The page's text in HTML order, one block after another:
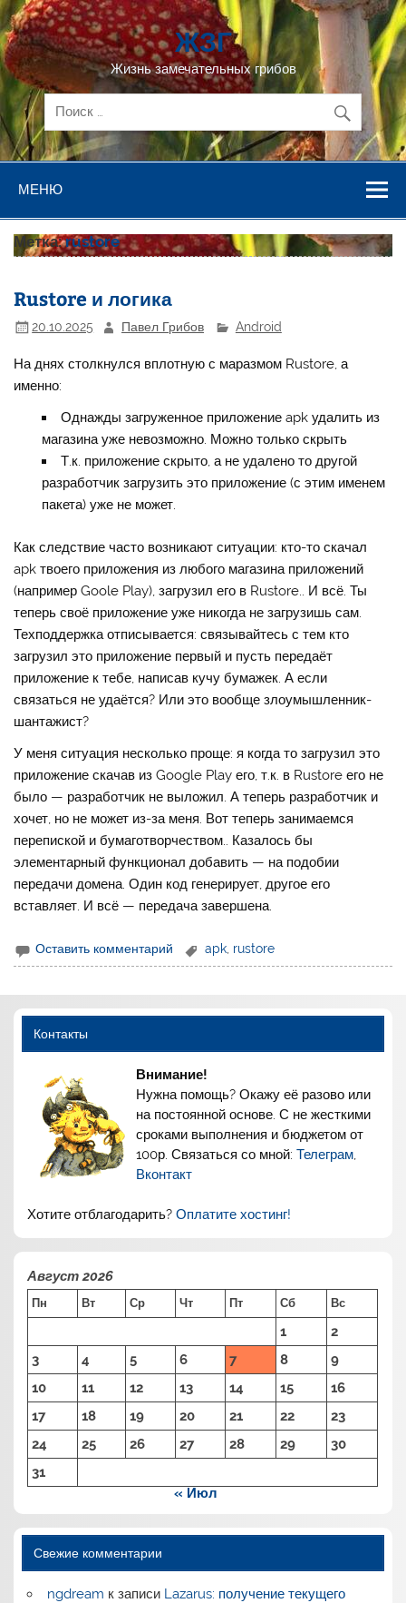
Перейти
к
содержимому
ЖЗГ
Жизнь замечательных грибов
МЕНЮ
Метка:rustore
Rustore и логика
20.10.2025 Павел Грибов Android
На днях столкнулся вплотную с маразмом Rustore, а
именно:
Однажды загруженное приложение apk удалить из
магазина уже невозможно. Можно только скрыть
Т.к. приложение скрыто, а не удалено то другой
разработчик загрузить это приложение (с этим именем
пакета) уже не может.
Как следствие часто возникают ситуации: кто-то скачал
apk твоего приложения из любого магазина приложений
(например Goole Play), загрузил его в Rustore.. И всё. Ты
теперь своё приложение уже никогда не загрузишь сам.
Техподдержка отписывается: связывайтесь с тем кто
загрузил это приложение первый и пусть передаёт
приложение к тебе, написав кучу бумажек. А если
связаться не удаётся? Или это вообще злоумышленник-
шантажист?
У меня ситуация несколько проще: я когда то загрузил это
приложение скачав из Google Play его, т.к. в Rustore его не
было — разработчик не выложил. А теперь разработчик и
хочет, но не может из-за меня. Вот теперь занимаемся
перепиской и бумаготворчеством.. Казалось бы
элементарный функционал добавить — на подобии
передачи домена. Один код генерирует, другое его
вставляет. И всё — передача завершена.
Оставить комментарий apk, rustore
Контакты
Внимание!
Нужна помощь? Окажу её разово или
на постоянной основе. С не жесткими
сроками выполнения и бюджетом от
100р. Связаться со мной:Телеграм,
Вконтакт
Хотите отблагодарить?Оплатите хостинг!
Август 2026
Пн Вт Ср Чт Пт Сб Вс
1
2
3
4 5 6 7 8
9
10
11 12 13 14 15
16
17
18 19 20 21 22
23
24
25 26 27 28 29
30
31
« Июл
Свежие комментарии
ngdream к записи Lazarus: получение текущего